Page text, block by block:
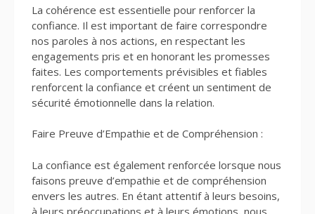
La cohérence est essentielle pour renforcer la
confiance. Il est important de faire correspondre
nos paroles à nos actions, en respectant les
engagements pris et en honorant les promesses
faites. Les comportements prévisibles et fiables
renforcent la confiance et créent un sentiment de
sécurité émotionnelle dans la relation.
Faire Preuve d’Empathie et de Compréhension :
La confiance est également renforcée lorsque nous
faisons preuve d’empathie et de compréhension
envers les autres. En étant attentif à leurs besoins,
à leurs préoccupations et à leurs émotions, nous